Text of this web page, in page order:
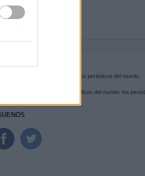
es la puerta de entrada a los periódicos del mundo.
por las portadas de los periódicos del mundo: los